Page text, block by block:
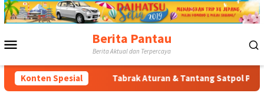
Loncat
ke
Berita Pantau
Berita Aktual dan Terpercaya
Konten SpesialTabrak Aturan & Tantang Satpol PP: